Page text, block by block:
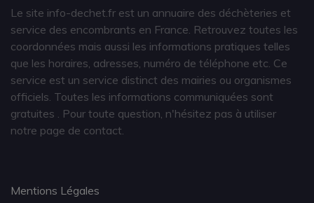
Le site info-dechet.fr est un annuaire des déchèteries et
service des encombrants en France. Retrouvez toutes les
coordonnées mais aussi les informations pratiques telles
que les horaires, adresses, numéro de téléphone etc. Ce
service est un service distinct des mairies ou organismes
officiels. Toutes les informations communiquées sont
gratuites
. Pour toute question, n'hésitez pas à utiliser
notre page de contact.
Mentions Légales